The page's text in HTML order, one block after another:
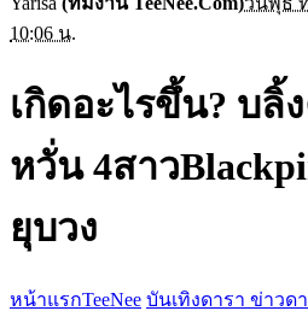
10:06 น.
เกิดอะไรขึ้น? บลิ้
หวั่น 4สาว
ยุบวง
หน้าแรกTeeNee บันเทิงดารา ข่าวด